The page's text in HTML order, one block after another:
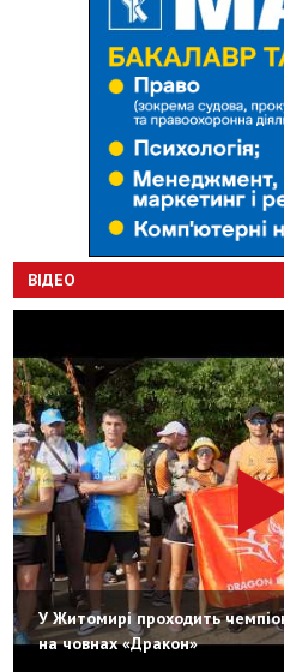
ВІДЕО
У Житомирі проходить
на човнах «Дракон»